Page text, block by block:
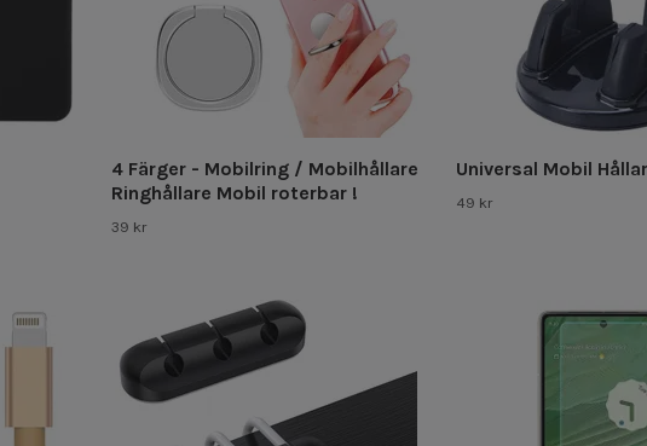
4 Färger - Mobilring / Mobilhållare
Ringhållare Mobil roterbar !
39 kr
Universal Mobil
49 kr